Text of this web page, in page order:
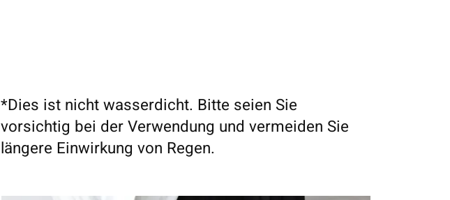
*Dies ist nicht wasserdicht. Bitte seien Sie
vorsichtig bei der Verwendung und vermeiden Sie
längere Einwirkung von Regen.